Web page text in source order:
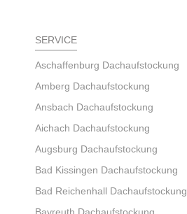
SERVICE
Aschaffenburg Dachaufstockung
Amberg Dachaufstockung
Ansbach Dachaufstockung
Aichach Dachaufstockung
Augsburg Dachaufstockung
Bad Kissingen Dachaufstockung
Bad Reichenhall Dachaufstockung